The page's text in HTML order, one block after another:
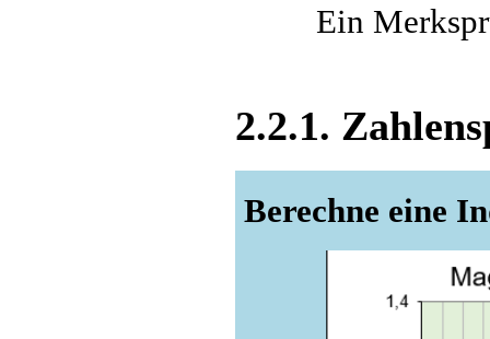
Ein
2.2.1.